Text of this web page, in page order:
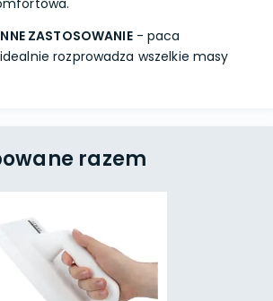
ZASTOSOWANIE- paca
rozprowadza wszelkie masy
razem